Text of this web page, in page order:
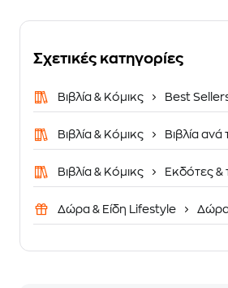
Σχετικές κατηγορίες
Βιβλία & Κόμικς Best
Βιβλία & Κόμικς Βιβλία ανά
Βιβλία & Κόμικς Εκδότες &
Δώρα & Είδη Lifestyle Δώρα